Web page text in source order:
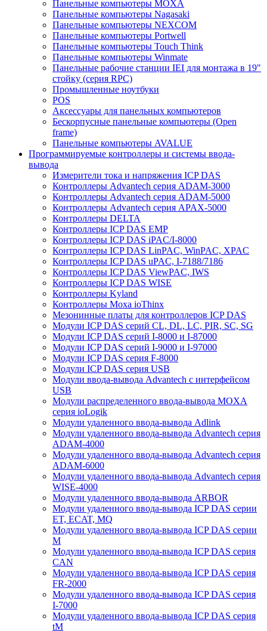
Панельные компьютеры MOXA
Панельные компьютеры Nagasaki
Панельные компьютеры NEXCOM
Панельные компьютеры Portwell
Панельные компьютеры Touch Think
Панельные компьютеры Winmate
Панельные рабочие станции IEI для монтажа в 19"
стойку (серия RPC)
Промышленные ноутбуки
POS
Аксессуары для панельных компьютеров
Бескорпусные панельные компьютеры (Open
frame)
Панельные компьютеры AVALUE
Программируемые контроллеры и системы ввода-
вывода
Измерители тока и напряжения ICP DAS
Контроллеры Advantech серия ADAM-3000
Контроллеры Advantech серия ADAM-5000
Контроллеры Advantech серия APAX-5000
Контроллеры DELTA
Контроллеры ICP DAS EMP
Контроллеры ICP DAS iPAC/I-8000
Контроллеры ICP DAS LinPAC, WinPAC, XPAC
Контроллеры ICP DAS uPAC, I-7188/7186
Контроллеры ICP DAS ViewPAC, IWS
Контроллеры ICP DAS WISE
Контроллеры Kyland
Контроллеры Moxa ioThinx
Мезонинные платы для контроллеров ICP DAS
Модули ICP DAS серий CL, DL, LC, PIR, SC, SG
Модули ICP DAS серий I-8000 и I-87000
Модули ICP DAS серий I-9000 и I-97000
Модули ICP DAS серия F-8000
Модули ICP DAS серия USB
Модули ввода-вывода Advantech с интерфейсом
USB
Модули распределенного ввода-вывода MOXA
серия ioLogik
Модули удаленного ввода-вывода Adlink
Модули удаленного ввода-вывода Advantech серия
ADAM-4000
Модули удаленного ввода-вывода Advantech серия
ADAM-6000
Модули удаленного ввода-вывода Advantech серия
WISE-4000
Модули удаленного ввода-вывода ARBOR
Модули удаленного ввода-вывода ICP DAS серии
ET, ECAT, MQ
Модули удаленного ввода-вывода ICP DAS серии
M
Модули удаленного ввода-вывода ICP DAS серия
CAN
Модули удаленного ввода-вывода ICP DAS серия
FR-2000
Модули удаленного ввода-вывода ICP DAS серия
I-7000
Модули удаленного ввода-вывода ICP DAS серия
tM